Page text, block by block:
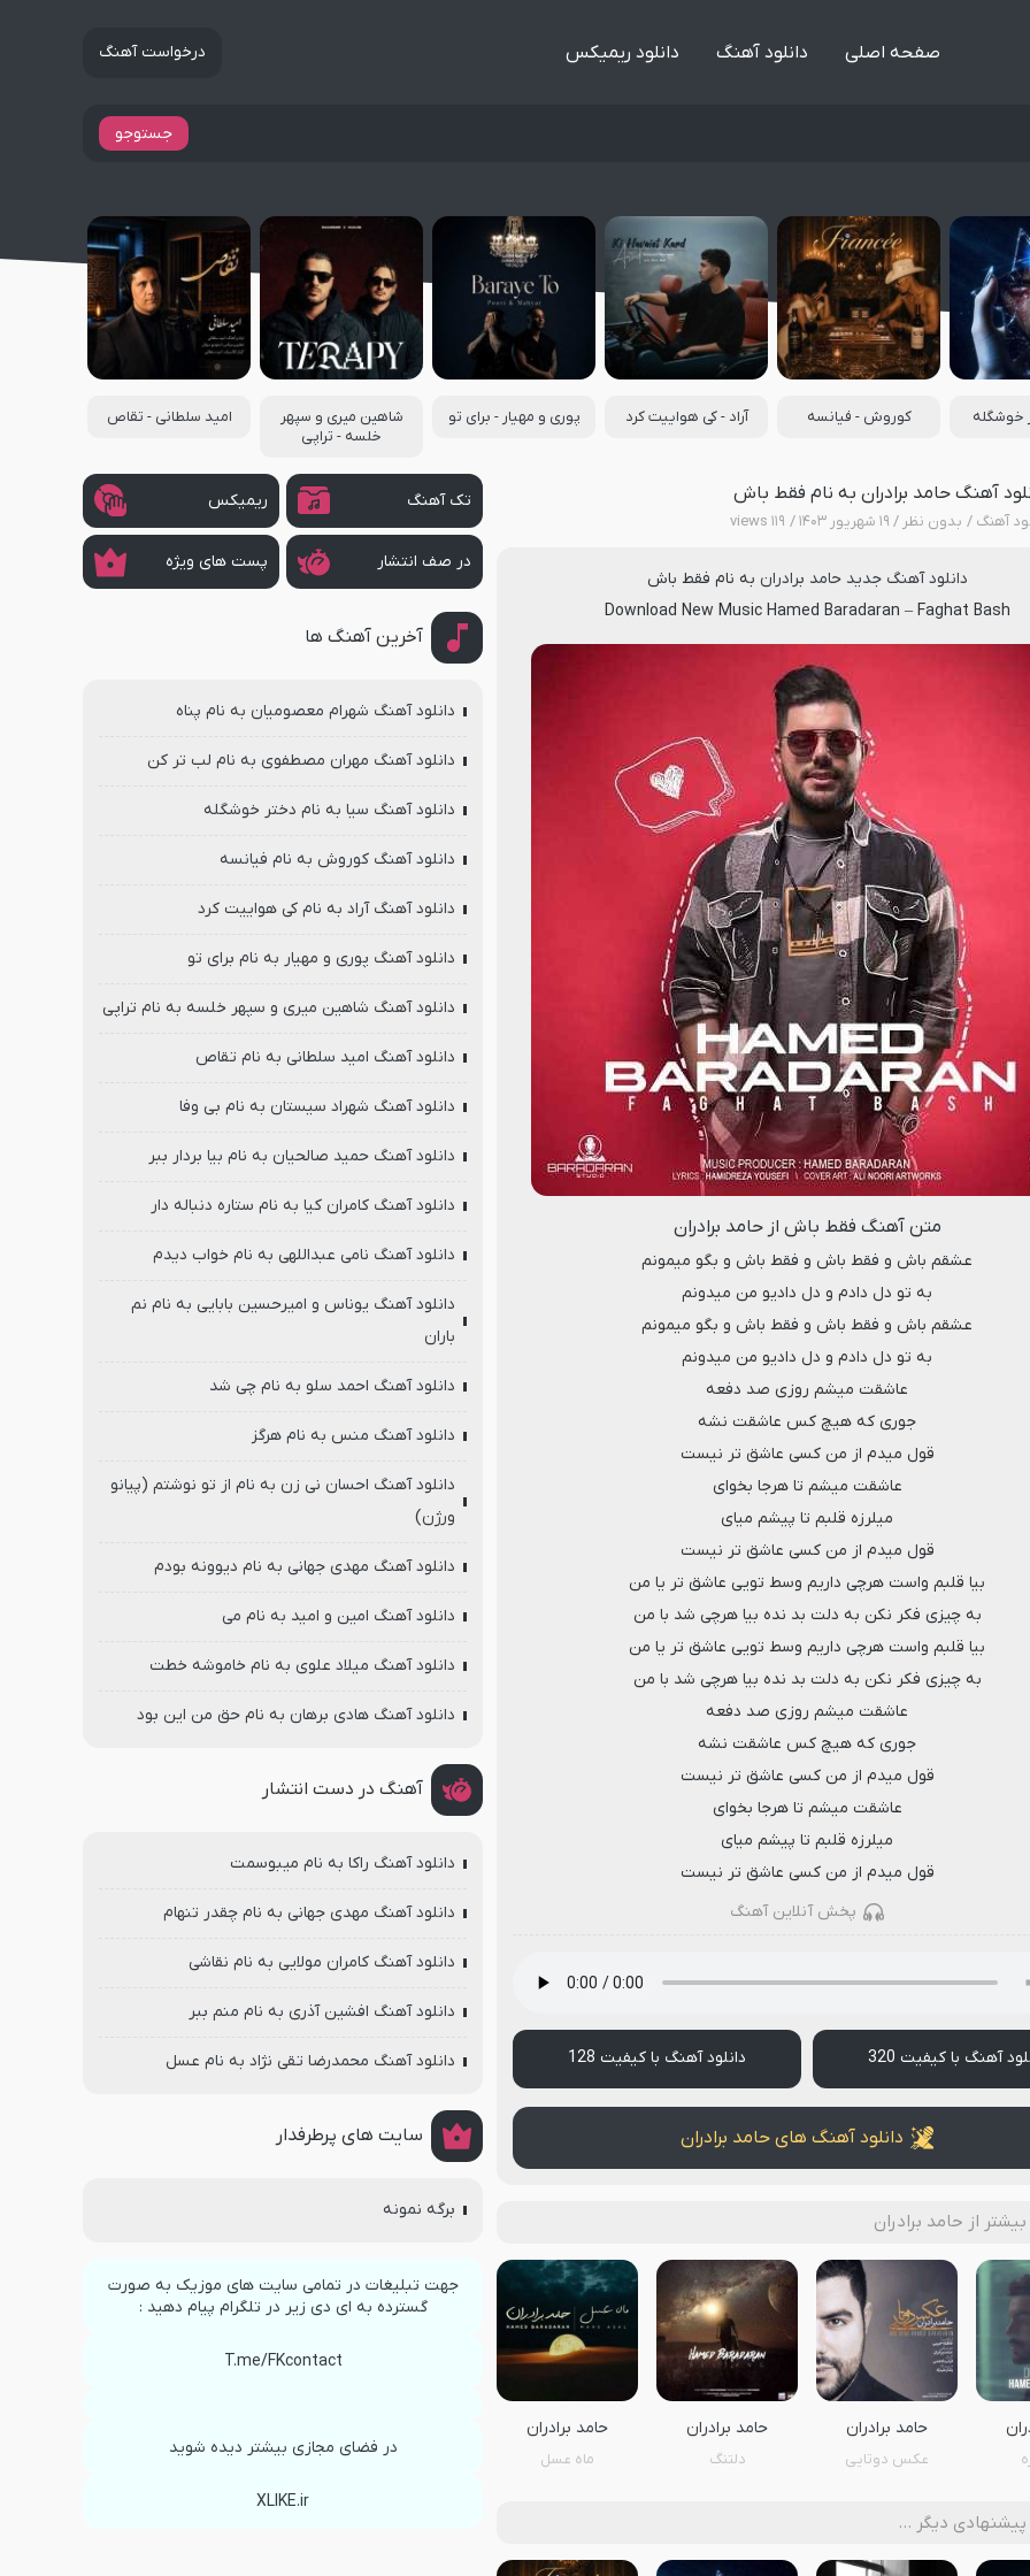
صفحه اصلی دانلود آهنگ دانلود ریمیکس درخواست آهنگ
جستوجو
خوشگله کوروش - فیانسه آراد - کی هواییت کرد پوری و مهیار - برای تو
شاهین میری و سپهر
خلسه - تراپی
امید سلطانی - تقاص
آهنگ حامد برادران به نام فقط باش
آهنگ بدون نظر ۱۹ شهریور ۱۴۰۳ ۱۱۹ views
دانلود آهنگ جدید حامد برادران به نام فقط باش
Download New Music Hamed Baradaran – Faghat Bash
متن آهنگ فقط باش از حامد برادران
عشقم باش و فقط باش و فقط باش و بگو میمونم
به تو دل دادم و دل دادیو من میدونم
عشقم باش و فقط باش و فقط باش و بگو میمونم
به تو دل دادم و دل دادیو من میدونم
عاشقت میشم روزی صد دفعه
جوری که هیچ کس عاشقت نشه
قول میدم از من کسی عاشق تر نیست
عاشقت میشم تا هرجا بخوای
میلرزه قلبم تا پیشم میای
قول میدم از من کسی عاشق تر نیست
بیا قلبم واست هرچی داریم وسط تویی عاشق تر یا من
به چیزی فکر نکن به دلت بد نده بیا هرچی شد با من
بیا قلبم واست هرچی داریم وسط تویی عاشق تر یا من
به چیزی فکر نکن به دلت بد نده بیا هرچی شد با من
عاشقت میشم روزی صد دفعه
جوری که هیچ کس عاشقت نشه
قول میدم از من کسی عاشق تر نیست
عاشقت میشم تا هرجا بخوای
میلرزه قلبم تا پیشم میای
قول میدم از من کسی عاشق تر نیست
پخش آنلاین آهنگ
آهنگ با کیفیت 320 دانلود آهنگ با کیفیت 128
دانلود آهنگ های حامد برادران
از حامد برادران
حامد برادران
عكس دوتايى
حامد برادران
دلتنگ
حامد برادران
ماه عسل
دیگر …
تک آهنگ ریمیکس
در صف انتشار پست های ویژه
آخرین آهنگ ها
دانلود آهنگ شهرام معصومیان به نام پناه
دانلود آهنگ مهران مصطفوی به نام لب تر کن
دانلود آهنگ سیا به نام دختر خوشگله
دانلود آهنگ کوروش به نام فیانسه
دانلود آهنگ آراد به نام کی هواییت کرد
دانلود آهنگ پوری و مهیار به نام برای تو
دانلود آهنگ شاهین میری و سپهر خلسه به نام تراپی
دانلود آهنگ امید سلطانی به نام تقاص
دانلود آهنگ شهراد سیستان به نام بی وفا
دانلود آهنگ حمید صالحیان به نام بیا بردار ببر
دانلود آهنگ کامران کیا به نام ستاره دنباله دار
دانلود آهنگ نامی عبداللهی به نام خواب دیدم
دانلود آهنگ یوناس و امیرحسین بابایی به نام نم
باران
دانلود آهنگ احمد سلو به نام چی شد
دانلود آهنگ منس به نام هرگز
دانلود آهنگ احسان نی زن به نام از تو نوشتم (پیانو
ورژن)
دانلود آهنگ مهدی جهانی به نام دیوونه بودم
دانلود آهنگ امین و امید به نام می
دانلود آهنگ میلاد علوی به نام خاموشه خطت
دانلود آهنگ هادی برهان به نام حق من این بود
آهنگ در دست انتشار
دانلود آهنگ راکا به نام میبوسمت
دانلود آهنگ مهدی جهانی به نام چقدر تنهام
دانلود آهنگ کامران مولایی به نام نقاشی
دانلود آهنگ افشین آذری به نام منم ببر
دانلود آهنگ محمدرضا تقی نژاد به نام عسل
سایت های پرطرفدار
برگه نمونه
جهت تبلیغات در تمامی سایت های موزیک به صورت
گسترده به ای دی زیر در تلگرام پیام دهید :
T.me/FKcontact
در فضای مجازی بیشتر دیده شوید
XLIKE.ir